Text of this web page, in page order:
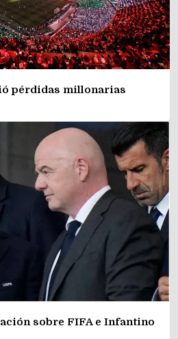
pérdidas millonarias
sobre FIFA e Infantino